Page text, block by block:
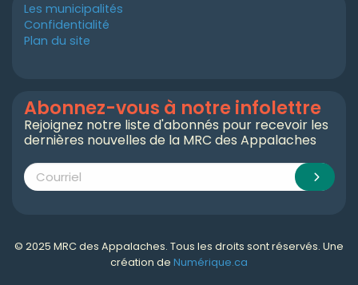
Les municipalités
Confidentialité
Plan du site
Abonnez-vous à notre infolettre
Rejoignez notre liste d'abonnés pour recevoir les
dernières nouvelles de la MRC des Appalaches
© 2025 MRC des Appalaches. Tous les droits sont réservés. Une
création de Numérique.ca